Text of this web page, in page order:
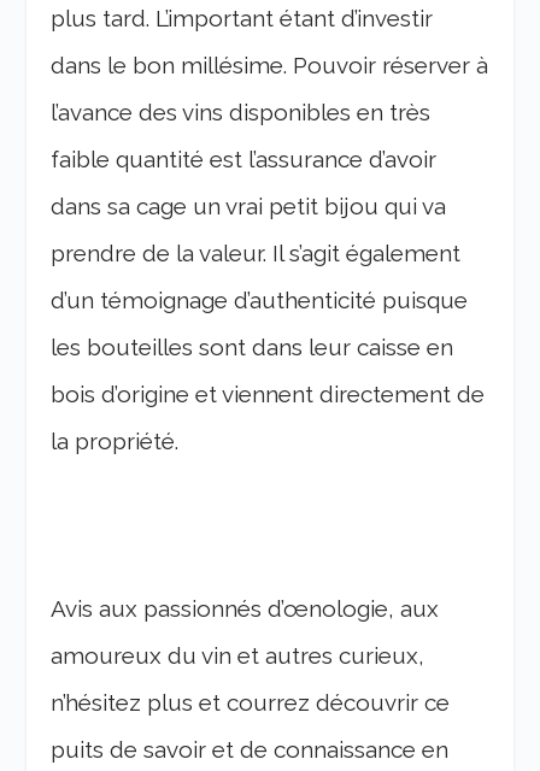
plus tard. L’important étant d’investir
dans le bon millésime. Pouvoir réserver à
l’avance des vins disponibles en très
faible quantité est l’assurance d’avoir
dans sa cage un vrai petit bijou qui va
prendre de la valeur. Il s’agit également
d’un témoignage d’authenticité puisque
les bouteilles sont dans leur caisse en
bois d’origine et viennent directement de
la propriété.
Avis aux passionnés d’œnologie, aux
amoureux du vin et autres curieux,
n’hésitez plus et courrez découvrir ce
puits de savoir et de connaissance en